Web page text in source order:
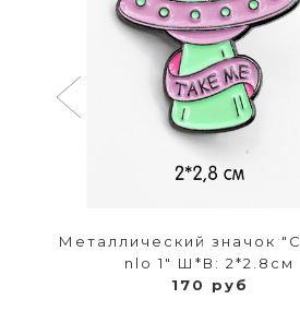
Металлический значок
nlo 1" Ш*В: 2*2.8см
170 руб